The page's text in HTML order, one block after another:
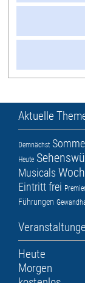
Aktuelle
Demnächst
Heute
Musicals
Eintritt frei
Führungen
Heute
Morgen